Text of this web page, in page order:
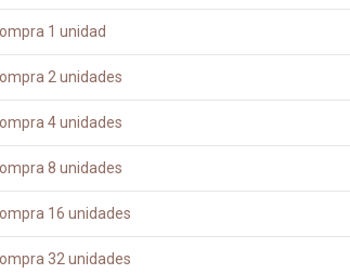
1 unidad
2 unidades
4 unidades
8 unidades
16 unidades
32 unidades